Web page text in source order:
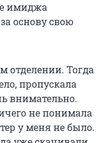
имиджа
основу свою
отделении. Тогда
пропускала
внимательно.
не понимала
у меня не было.